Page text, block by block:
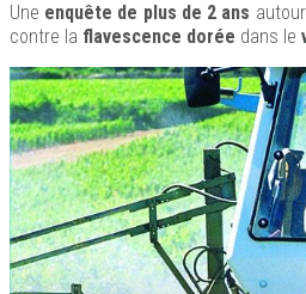
Une enquête de plus de 2 ans
contre la flavescence dorée dans le